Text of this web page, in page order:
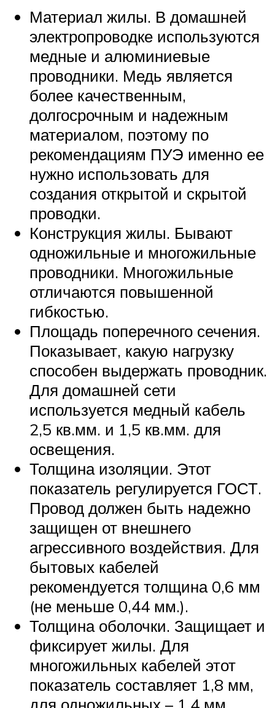
Материал жилы. В домашней
электропроводке используются
медные и алюминиевые
проводники. Медь является
более качественным,
долгосрочным и надежным
материалом, поэтому по
рекомендациям ПУЭ именно ее
нужно использовать для
создания открытой и скрытой
проводки.
Конструкция жилы. Бывают
одножильные и многожильные
проводники. Многожильные
отличаются повышенной
гибкостью.
Площадь поперечного сечения.
Показывает, какую нагрузку
способен выдержать проводник.
Для домашней сети
используется медный кабель
2,5 кв.мм. и 1,5 кв.мм. для
освещения.
Толщина изоляции. Этот
показатель регулируется ГОСТ.
Провод должен быть надежно
защищен от внешнего
агрессивного воздействия. Для
бытовых кабелей
рекомендуется толщина 0,6 мм
(не меньше 0,44 мм.).
Толщина оболочки. Защищает и
фиксирует жилы. Для
многожильных кабелей этот
показатель составляет 1,8 мм,